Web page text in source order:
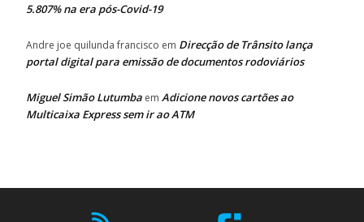
5.807% na era pós-Covid-19
Andre joe quilunda francisco em Direcção de Trânsito lança
portal digital para emissão de documentos rodoviários
Miguel Simão Lutumba em Adicione novos cartões ao
Multicaixa Express sem ir ao ATM